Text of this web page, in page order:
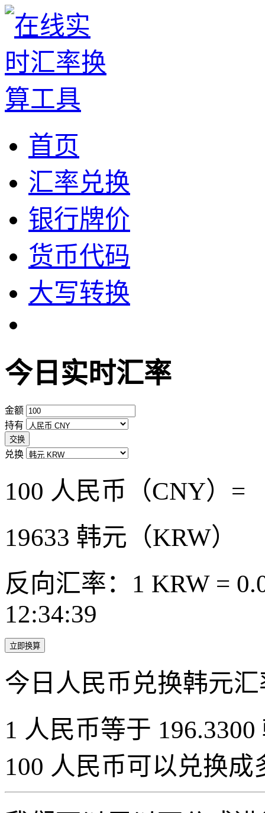
首页
汇率兑换
银行牌价
货币代码
大写转换
今日实时汇率
金额
持有
交换
兑换
100 人民币（CNY）=
19633 韩元（KRW）
反向汇率：1 KRW =
12:34:39
立即换算
今日人民币兑换韩元
1 人民币等于
100 人民币可以兑换成